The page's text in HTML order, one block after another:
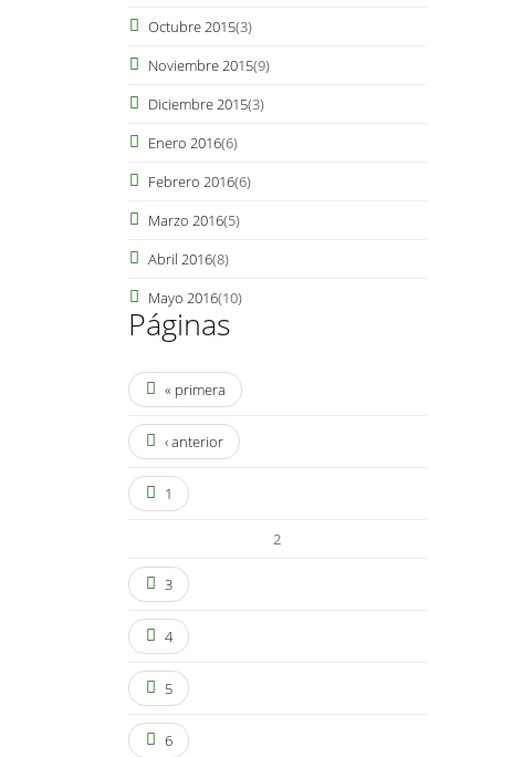
Octubre 2015(3)
Noviembre 2015(9)
Diciembre 2015(3)
Enero 2016(6)
Febrero 2016(6)
Marzo 2016(5)
Abril 2016(8)
Mayo 2016(10)
Páginas
« primera
‹ anterior
1
2
3
4
5
6